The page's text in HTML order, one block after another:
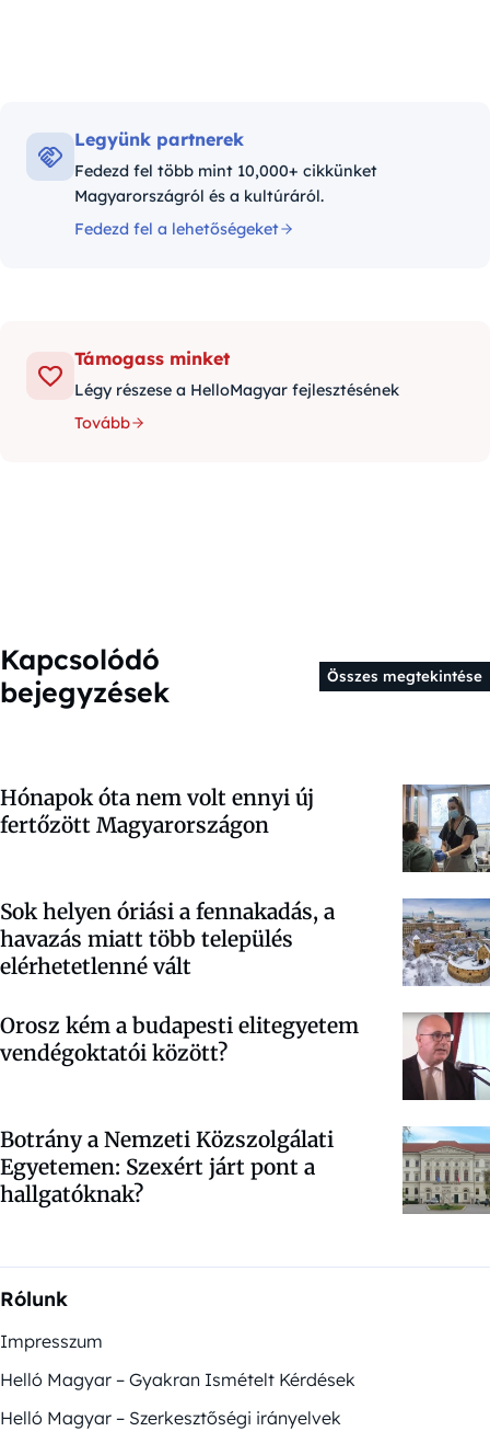
Legyünk partnerek
Fedezd fel több mint 10,000+ cikkünket
Magyarországról és a kultúráról.
Fedezd fel a lehetőségeket
Támogass minket
Légy részese a HelloMagyar fejlesztésének
Tovább
Kapcsolódó
bejegyzések
Összes megtekintése
Hónapok óta nem volt ennyi új
fertőzött Magyarországon
Sok helyen óriási a fennakadás, a
havazás miatt több település
elérhetetlenné vált
Orosz kém a budapesti elitegyetem
vendégoktatói között?
Botrány a Nemzeti Közszolgálati
Egyetemen: Szexért járt pont a
hallgatóknak?
Rólunk
Impresszum
Helló Magyar – Gyakran Ismételt Kérdések
Helló Magyar – Szerkesztőségi irányelvek